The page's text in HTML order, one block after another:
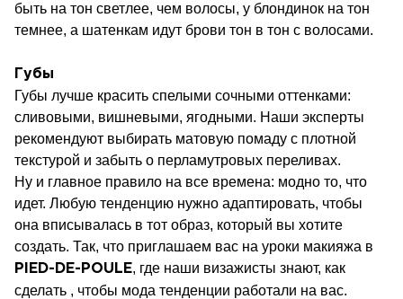
быть на тон светлее, чем волосы, у блондинок на тон
темнее, а шатенкам идут брови тон в тон с волосами.
Губы
Губы лучше красить спелыми сочными оттенками:
сливовыми, вишневыми, ягодными. Наши эксперты
рекомендуют выбирать матовую помаду с плотной
текстурой и забыть о перламутровых переливах.
Ну и главное правило на все времена: модно то, что
идет. Любую тенденцию нужно адаптировать, чтобы
она вписывалась в тот образ, который вы хотите
создать. Так, что приглашаем вас на уроки макияжа в
PIED-DE-POULE, где наши визажисты знают, как
сделать , чтобы мода тенденции работали на вас.